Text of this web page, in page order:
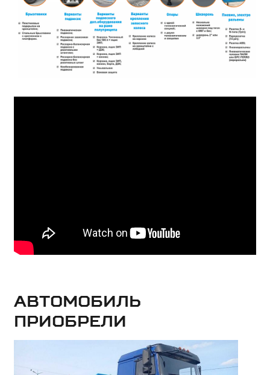
Автомобиль
приобрели